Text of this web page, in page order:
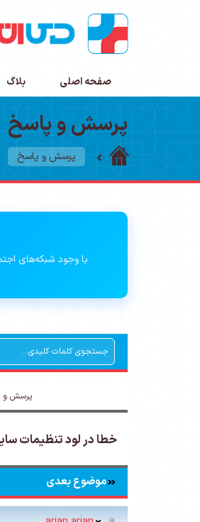
صفحه اصلی بلاگ
پرسش و پاسخ
پرسش و پاسخ
با وجود شبکه‌های
پرسش و
خطا در لود تنظیمات
موضوع بعدی